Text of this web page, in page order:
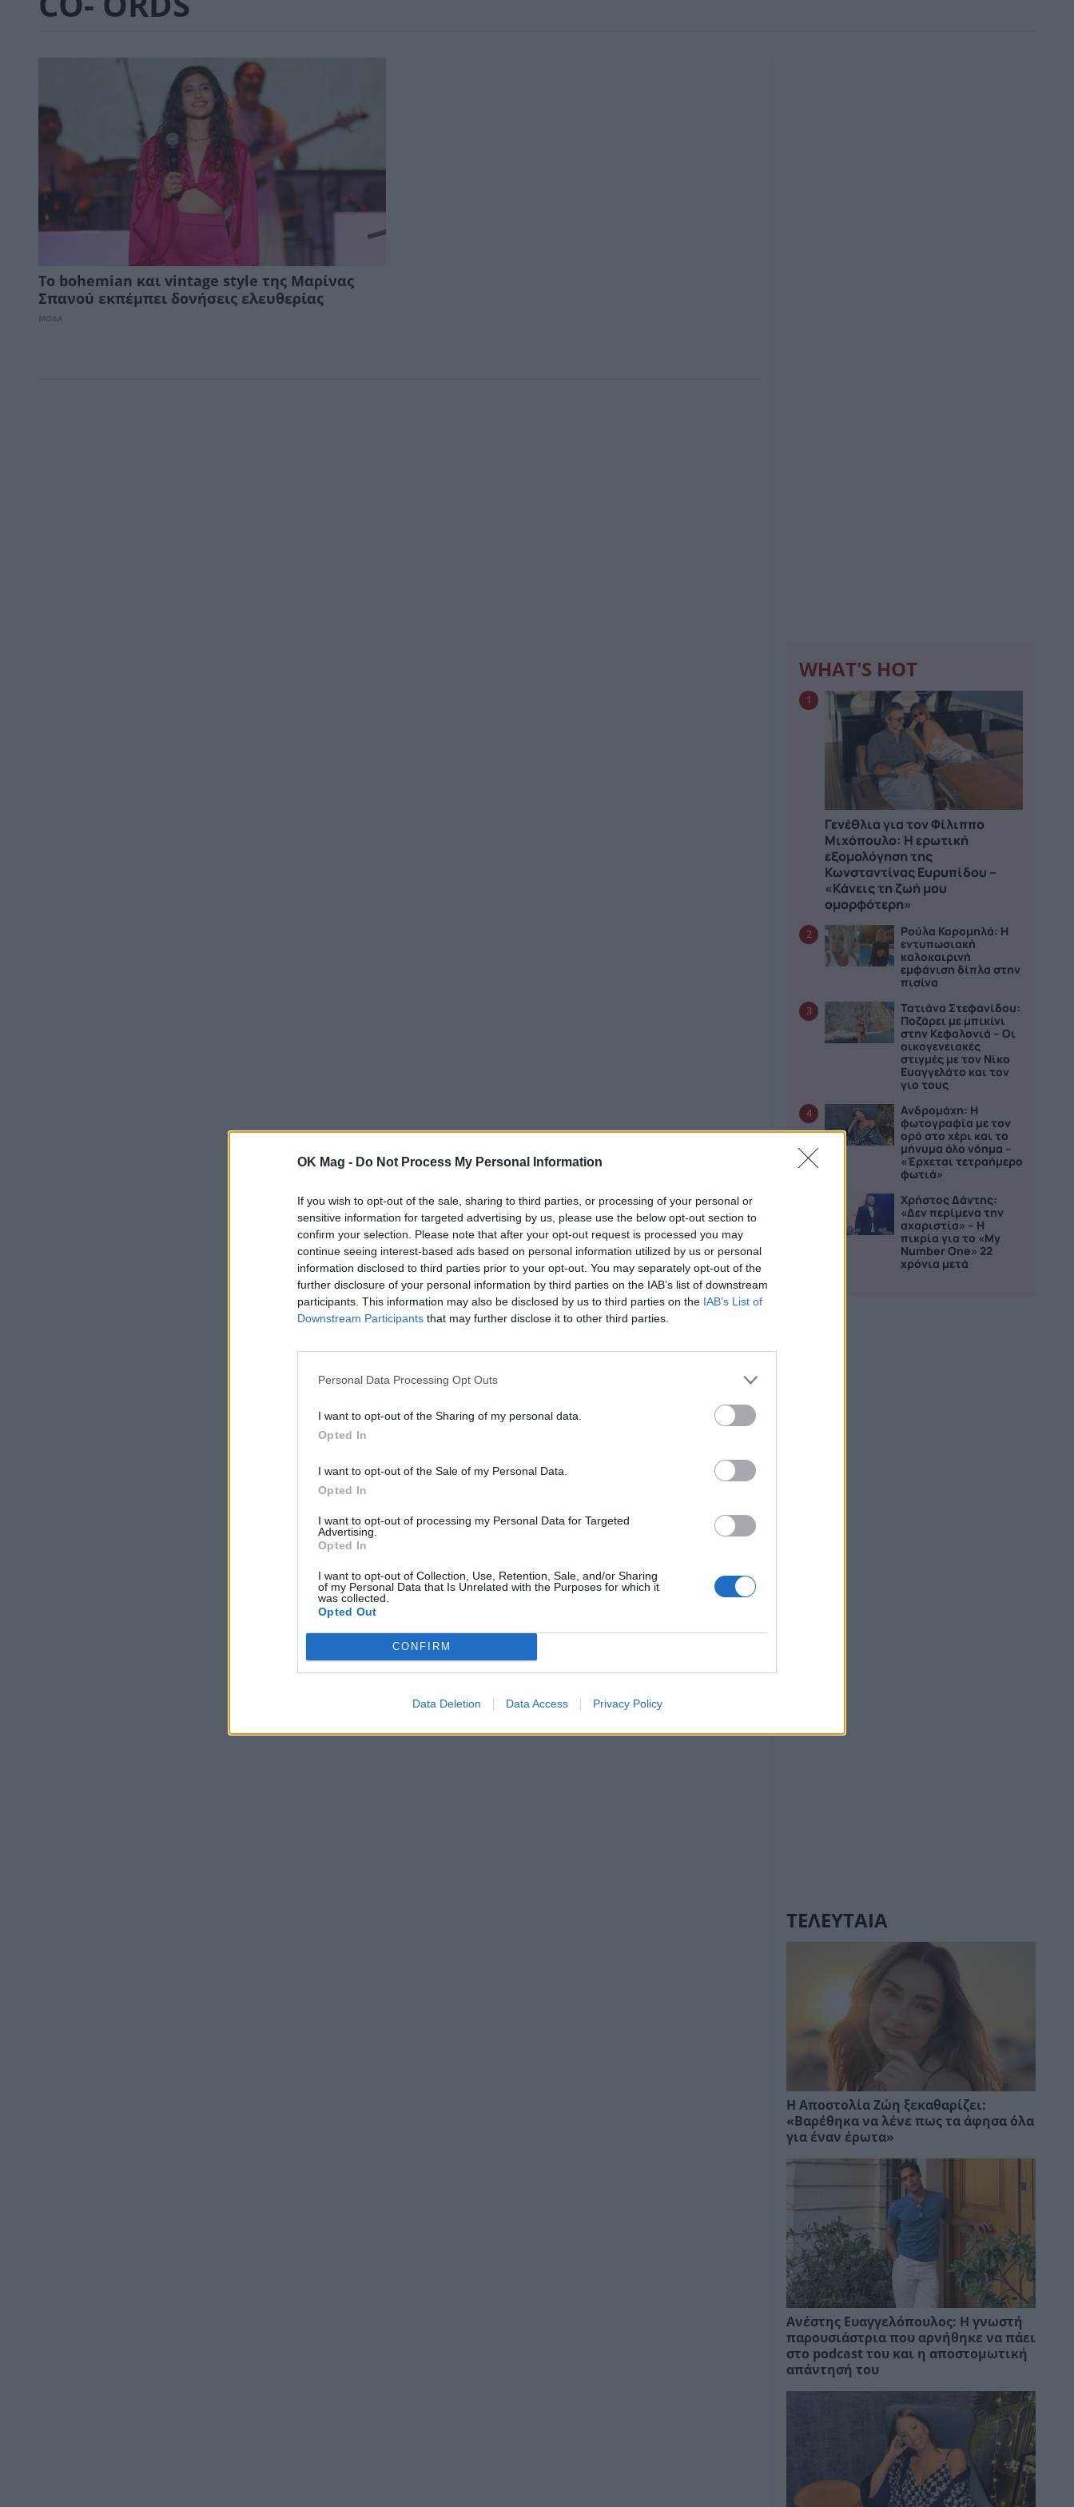
OK Mag - Do Not Process My Personal Information
If you wish to opt-out of the sale, sharing to third parties, or processing of your personal or
sensitive information for targeted advertising by us, please use the below opt-out section to
confirm your selection. Please note that after your opt-out request is processed you may
continue seeing interest-based ads based on personal information utilized by us or personal
information disclosed to third parties prior to your opt-out. You may separately opt-out of the
further disclosure of your personal information by third parties on the IAB’s list of downstream
participants. This information may also be disclosed by us to third parties on the IAB’s List of
Downstream Participants that may further disclose it to other third parties.
Personal Data Processing Opt Outs
I want to opt-out of the Sharing of my personal data.
Opted In
I want to opt-out of the Sale of my Personal Data.
Opted In
I want to opt-out of processing my Personal Data for Targeted
Advertising.
Opted In
I want to opt-out of Collection, Use, Retention, Sale, and/or Sharing
of my Personal Data that Is Unrelated with the Purposes for which it
was collected.
Opted Out
CONFIRM
Data Deletion Data Access Privacy Policy
Το bohemian και vintage style της Μαρίνας
Σπανού εκπέμπει δονήσεις ελευθερίας
ΜΟΔΑ
WHAT'S HOT
1
Γενέθλια για τον Φίλιππο
Μιχόπουλο: Η ερωτική
εξομολόγηση της
Κωνσταντίνας Ευρυπίδου –
«Κάνεις τη ζωή μου
ομορφότερη»
2
Ρούλα Κορομηλά: Η
εντυπωσιακή
καλοκαιρινή
εμφάνιση δίπλα στην
πισίνα
3
Τατιάνα Στεφανίδου:
Ποζάρει με μπικίνι
στην Κεφαλονιά – Οι
οικογενειακές
στιγμές με τον Νίκο
Ευαγγελάτο και τον
γιο τους
4
Ανδρομάχη: Η
φωτογραφία με τον
ορό στο χέρι και το
μήνυμα όλο νόημα –
«Έρχεται τετραήμερο
φωτιά»
Χρήστος Δάντης:
«Δεν περίμενα την
αχαριστία» – Η
πικρία για το «My
Number One» 22
χρόνια μετά
ΤΕΛΕΥΤΑΙΑ
Η Αποστολία Ζώη ξεκαθαρίζει:
«Βαρέθηκα να λένε πως τα άφησα όλα
για έναν έρωτα»
Ανέστης Ευαγγελόπουλος: Η γνωστή
παρουσιάστρια που αρνήθηκε να πάει
στο podcast του και η αποστομωτική
απάντησή του